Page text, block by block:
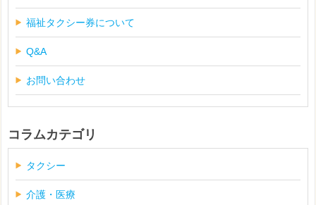
福祉タクシー券について
Q&A
お問い合わせ
コラムカテゴリ
タクシー
介護・医療